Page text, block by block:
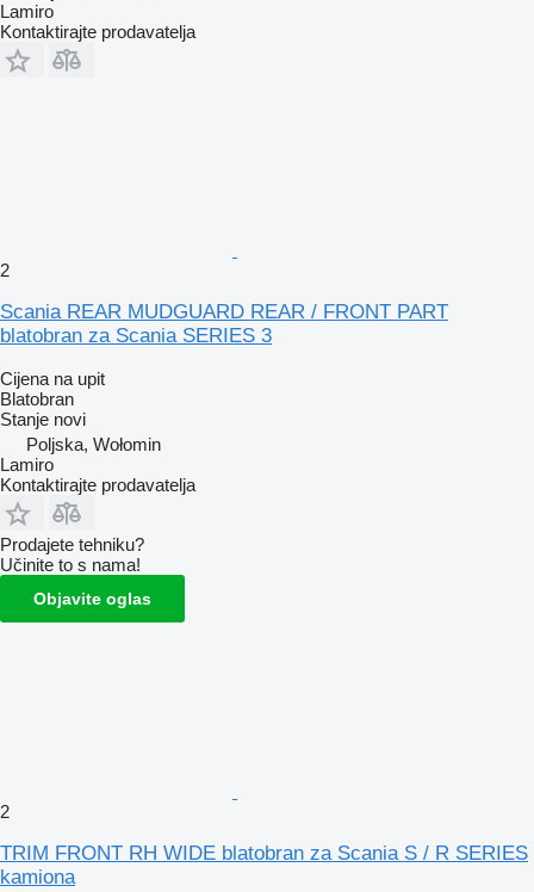
Lamiro
Kontaktirajte prodavatelja
2
Scania REAR MUDGUARD REAR / FRONT PART
blatobran za Scania SERIES 3
Cijena na upit
Blatobran
Stanje novi
Poljska, Wołomin
Lamiro
Kontaktirajte prodavatelja
Prodajete tehniku?
Učinite to s nama!
Objavite oglas
2
TRIM FRONT RH WIDE blatobran za Scania S / R SERIES
kamiona